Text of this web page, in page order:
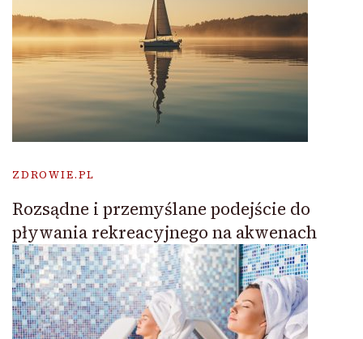
ZDROWIE.PL
Rozsądne i przemyślane podejście do
pływania rekreacyjnego na akwenach